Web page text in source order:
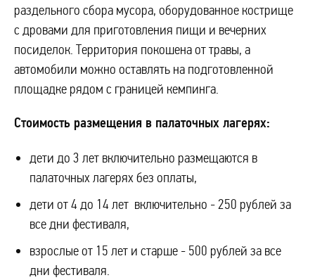
раздельного сбора мусора, оборудованное кострище
с дровами для приготовления пищи и вечерних
посиделок. Территория покошена от травы, а
автомобили можно оставлять на подготовленной
площадке рядом с границей кемпинга.
Стоимость размещения в палаточных лагерях:
дети до 3 лет включительно размещаются в
палаточных лагерях без оплаты,
дети от 4 до 14 лет включительно - 250 рублей за
все дни фестиваля,
взрослые от 15 лет и старше - 500 рублей за все
дни фестиваля.